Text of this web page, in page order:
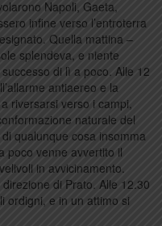
Napoli, Gaeta,
infine verso l’entroterra
Quella mattina –
splendeva, e niente
di lì a poco. Alle 12
antiaereo e la
riversarsi verso i campi,
naturale del
qualunque cosa insomma
poco venne avvertito il
in avvicinamento.
di Prato. Alle 12.30
ordigni, e in un attimo si